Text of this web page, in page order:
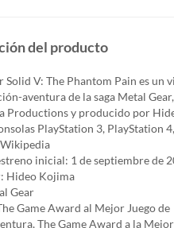
del producto
Solid V: The Phantom Pain es un
aventura de la saga Metal
Productions y producido por
PlayStation 3, PlayStation
inicial: 1 de septiembre de
Hideo Kojima
Gear
Game Award al Mejor Juego de
The Game Award a la